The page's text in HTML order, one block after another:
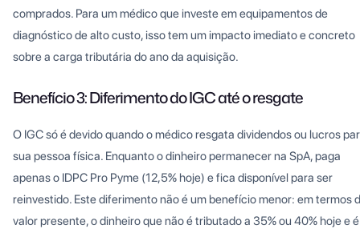
comprados. Para um médico que investe em equipamentos de
diagnóstico de alto custo, isso tem um impacto imediato e concreto
sobre a carga tributária do ano da aquisição.
Benefício 3: Diferimento do IGC até o resgate
O IGC só é devido quando o médico resgata dividendos ou lucros
sua pessoa física. Enquanto o dinheiro permanecer na SpA, paga
apenas o IDPC Pro Pyme (12,5% hoje) e fica disponível para ser
reinvestido. Este diferimento não é um benefício menor: em termos
valor presente, o dinheiro que não é tributado a 35% ou 40% hoje e é